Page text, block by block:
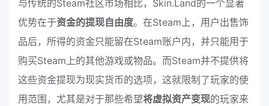
与传统的Steam社区市场相比，Skin.Land的一个显著
优势在于资金的提现自由度。在Steam上，用户出售饰
品后，所得的资金只能留在Steam账户内，并只能用于
购买Steam上的其他游戏或物品。而Steam并不提供将
这些资金提现为现实货币的选项，这就限制了玩家的使
用范围，尤其是对于那些希望将虚拟资产变现的玩家来